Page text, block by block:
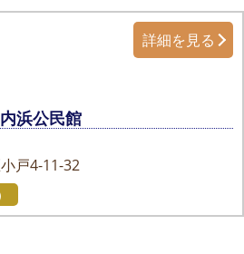
内浜公民館
戸4-11-32
詳細を見る